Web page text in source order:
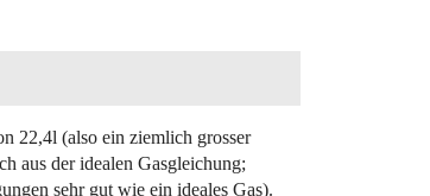
22,4l (also ein ziemlich grosser
aus der idealen Gasgleichung;
sehr gut wie ein ideales Gas).